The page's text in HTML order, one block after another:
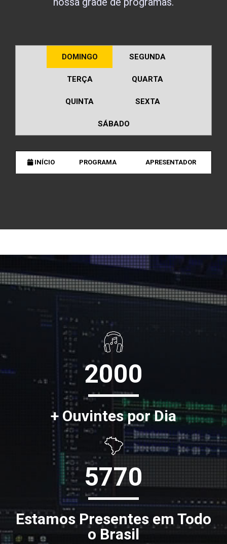
DOMINGO SEGUNDA
TERÇA QUARTA
QUINTA SEXTA
SÁBADO
INÍCIO PROGRAMA APRESENTADOR
2000
+ Ouvintes por Dia
5770
Estamos Presentes em Todo
o Brasil